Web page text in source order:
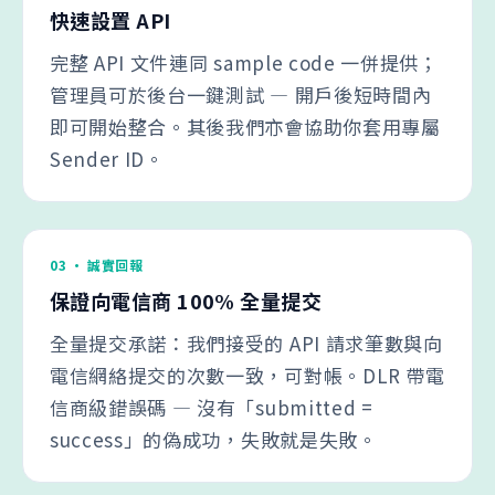
快速設置 API
完整 API 文件連同 sample code 一併提供；
管理員可於後台一鍵測試 — 開戶後短時間內
即可開始整合。其後我們亦會協助你套用專屬
Sender ID。
03 · 誠實回報
保證向電信商 100% 全量提交
全量提交承諾：我們接受的 API 請求筆數與向
電信網絡提交的次數一致，可對帳。DLR 帶電
信商級錯誤碼 — 沒有「submitted =
success」的偽成功，失敗就是失敗。